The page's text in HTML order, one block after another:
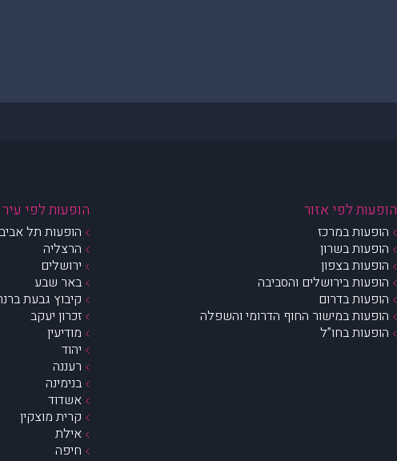
הופעות לפי אזור
הופעות במרכז
הופעות בשרון
הופעות בצפון
הופעות בירושלים והסביבה
הופעות בדרום
הופעות במישור החוף הדרומי והשפלה
הופעות בחו”ל
הופעות לפי עיר
הופעות תל
הרצליה
ירושלים
באר שבע
קיבוץ גבעת
זכרון יעקב
מודיעין
יהוד
רעננה
בנימינה
אשדוד
קרית מוצקין
אילת
חיפה